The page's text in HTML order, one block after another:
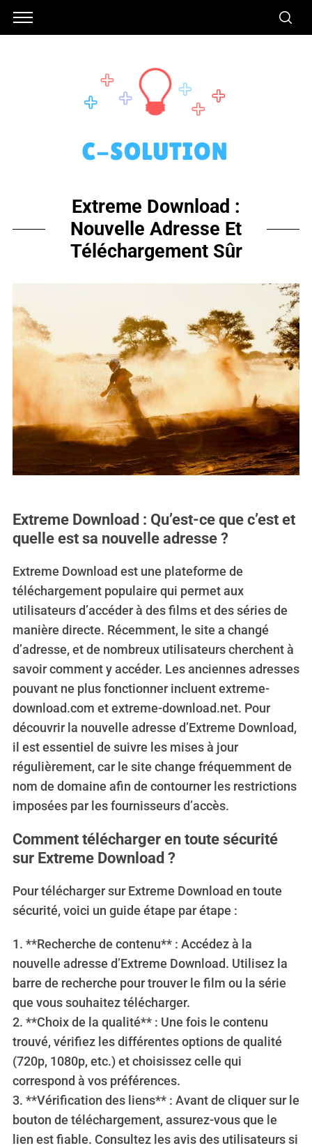
Extreme Download :
Nouvelle Adresse Et
Téléchargement Sûr
Extreme Download : Qu’est-ce que c’est et
quelle est sa nouvelle adresse ?
Extreme Download est une plateforme de
téléchargement populaire qui permet aux
utilisateurs d’accéder à des films et des séries de
manière directe. Récemment, le site a changé
d’adresse, et de nombreux utilisateurs cherchent à
savoir comment y accéder. Les anciennes adresses
pouvant ne plus fonctionner incluent extreme-
download.com et extreme-download.net. Pour
découvrir la nouvelle adresse d’Extreme Download,
il est essentiel de suivre les mises à jour
régulièrement, car le site change fréquemment de
nom de domaine afin de contourner les restrictions
imposées par les fournisseurs d’accès.
Comment télécharger en toute sécurité
sur Extreme Download ?
Pour télécharger sur Extreme Download en toute
sécurité, voici un guide étape par étape :
1. **Recherche de contenu** : Accédez à la
nouvelle adresse d’Extreme Download. Utilisez la
barre de recherche pour trouver le film ou la série
que vous souhaitez télécharger.
2. **Choix de la qualité** : Une fois le contenu
trouvé, vérifiez les différentes options de qualité
(720p, 1080p, etc.) et choisissez celle qui
correspond à vos préférences.
3. **Vérification des liens** : Avant de cliquer sur le
bouton de téléchargement, assurez-vous que le
lien est fiable. Consultez les avis des utilisateurs si